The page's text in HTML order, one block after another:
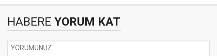
HABERE YORUM KAT